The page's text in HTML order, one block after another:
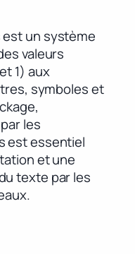
un système
valeurs
1) aux
symboles et
les
est essentiel
et une
texte par les